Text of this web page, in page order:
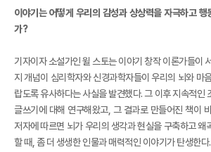
이야기는 어떻게 우리의 감성과 상상력을 자극하고
가?
기자이자 소설가인 윌 스토는 이야기 창작 이론가들이
지 개념이 심리학자와 신경과학자들이 우리의 뇌와 마
랍도록 유사하다는 사실을 발견했다. 그 이후 지속적인
글쓰기에 대해 연구해왔고, 그 결과로 만들어진 책이 바
저자에 따르면 뇌가 우리의 생각과 현실을 구축하고 왜
할 때, 좀 더 생생한 인물과 매력적인 이야기가 탄생한